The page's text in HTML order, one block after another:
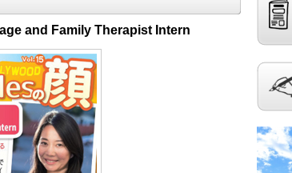
and Family Therapist Intern